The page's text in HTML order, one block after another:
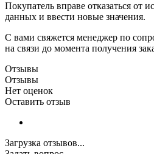
Покупатель вправе отказаться от
данных и ввести новые значения.
С вами свяжется менеджер по
на связи до момента получения
Отзывы
Отзывы
Нет оценок
Оставить отзыв
Загрузка отзывов...